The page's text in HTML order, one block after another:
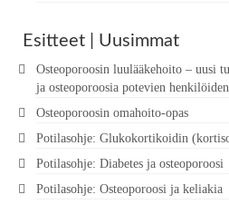
Esitteet | Uusimmat
Osteoporoosin luulääkehoito – uusi
ja osteoporoosia potevien
Osteoporoosin omahoito-opas
Potilasohje: Glukokortikoidin
Potilasohje: Diabetes ja osteoporoosi
Potilasohje: Osteoporoosi ja keliakia